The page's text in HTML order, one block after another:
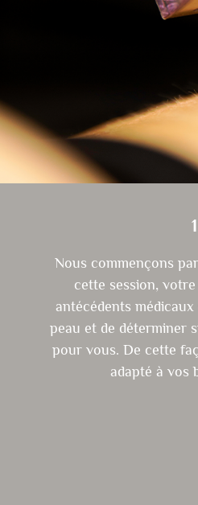
Nous commençons
cette session,
antécédents
peau et de déterminer
pour vous. De cette
adapté à vos